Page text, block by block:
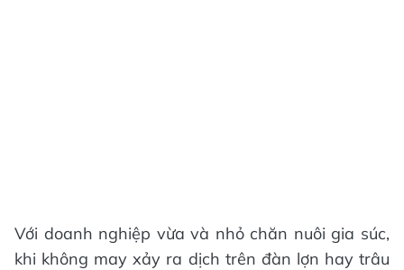
Với doanh nghiệp vừa và nhỏ chăn nuôi gia súc,
khi không may xảy ra dịch trên đàn lợn hay trâu